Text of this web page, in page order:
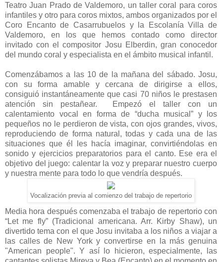
Teatro Juan Prado de Valdemoro, un taller coral para coros
infantiles y otro para coros mixtos, ambos organizados por el
Coro Encanto de Casarrubuelos y la Escolanía Villa de
Valdemoro, en los que hemos contado como director
invitado con el compositor Josu Elberdin, gran conocedor
del mundo coral y especialista en el ámbito musical infantil.
Comenzábamos a las 10 de la mañana del sábado. Josu,
con su forma amable y cercana de dirigirse a ellos,
consiguió instantáneamente que casi 70 niños le prestasen
atención sin pestañear.
Empezó el taller con un
calentamiento vocal en forma de “ducha musical” y los
pequeños no le perdieron de vista, con ojos grandes, vivos,
reproduciendo de forma natural, todas y cada una de las
situaciones que él les hacía imaginar, convirtiéndolas en
sonido y ejercicios preparatorios para el canto. Ese era el
objetivo del juego: calentar la voz y preparar nuestro cuerpo
y nuestra mente para todo lo que vendría después.
Vocalización previa al comienzo del trabajo de repertorio
Media hora después comenzaba el trabajo de repertorio con
“Let me fly” (Tradicional americana. Arr. Kirby Shaw), un
divertido tema con el que Josu invitaba a los niños a viajar a
las calles de New York y convertirse en la más genuina
"American people". Y así lo hicieron, especialmente, las